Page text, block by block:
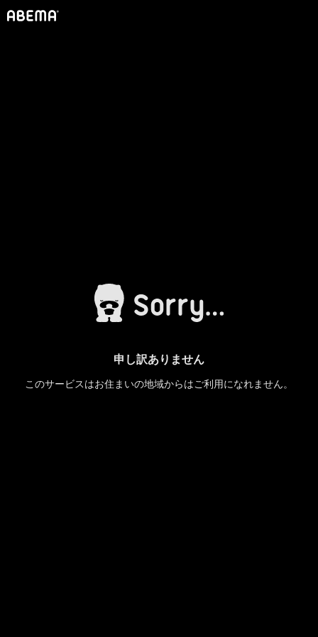
申し訳ありません
このサービスはお住まいの地域からはご利用になれません。